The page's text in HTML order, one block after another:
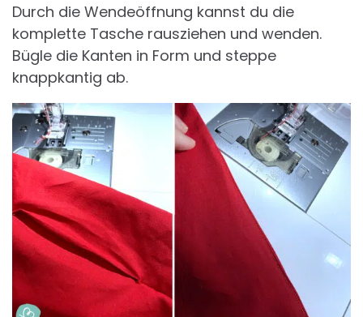
Durch die Wendeöffnung kannst du die
komplette Tasche rausziehen und wenden.
Bügle die Kanten in Form und steppe
knappkantig ab.